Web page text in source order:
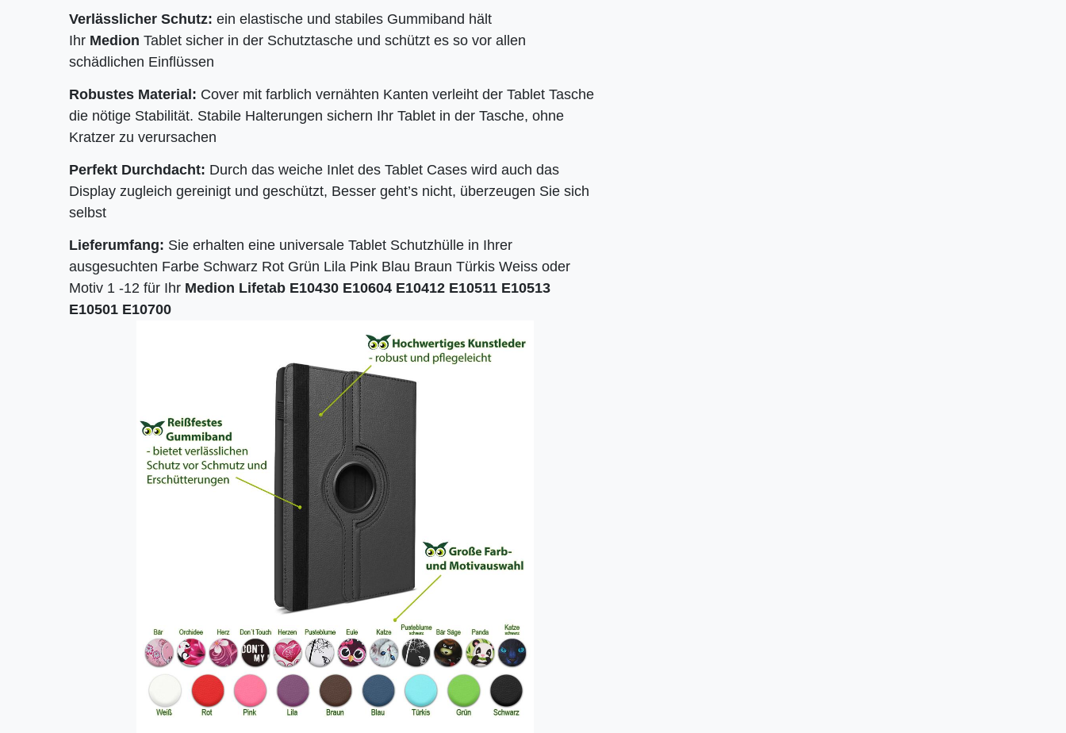
Verlässlicher Schutz: ein elastische und stabiles Gummiband hält
Ihr Medion Tablet sicher in der Schutztasche und schützt es so vor allen
schädlichen Einflüssen
Robustes Material: Cover mit farblich vernähten Kanten verleiht der Tablet Tasche
die nötige Stabilität. Stabile Halterungen sichern Ihr Tablet in der Tasche, ohne
Kratzer zu verursachen
Perfekt Durchdacht: Durch das weiche Inlet des Tablet Cases wird auch das
Display zugleich gereinigt und geschützt, Besser geht’s nicht, überzeugen Sie sich
selbst
Lieferumfang: Sie erhalten eine universale Tablet Schutzhülle in Ihrer
ausgesuchten Farbe Schwarz Rot Grün Lila Pink Blau Braun Türkis Weiss oder
Motiv 1 -12 für Ihr Medion Lifetab E10430 E10604 E10412 E10511 E10513
E10501 E10700